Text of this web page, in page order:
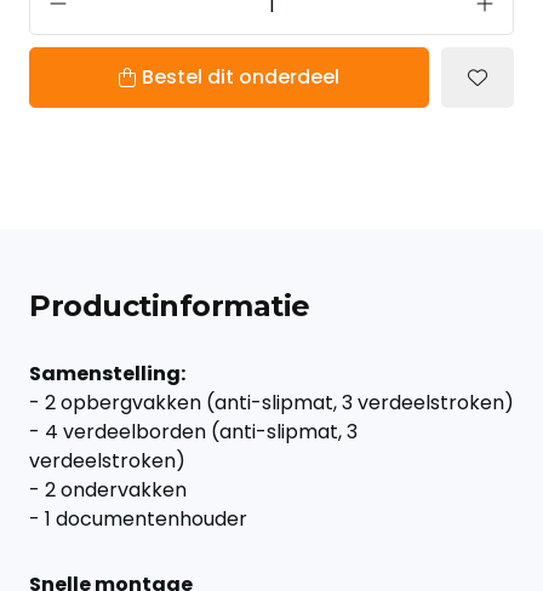
Bestel dit onderdeel
Productinformatie
Samenstelling:
- 2 opbergvakken (anti-slipmat, 3 verdeelstroken)
- 4 verdeelborden (anti-slipmat, 3
verdeelstroken)
- 2 ondervakken
- 1 documentenhouder
Snelle montage